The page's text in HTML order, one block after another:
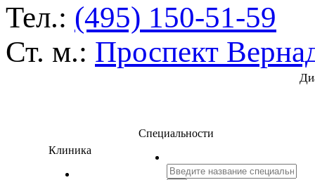
Тел.: (495) 150-51-59
Ст. м.: Проспект
Клиника
Специальности